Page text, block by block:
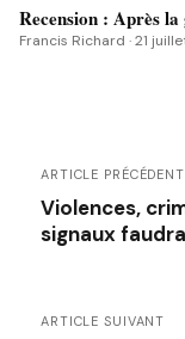
Recension : Après
Francis Richard · 21
ARTICLE PRÉCÉDENT
Violences,
signaux
ARTICLE SUIVANT